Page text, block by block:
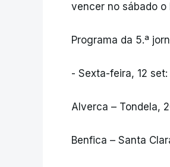
vencer no sábado o
Programa da 5.ª
- Sexta-feira, 12 set:
Alverca – Tondela,
Benfica – Santa